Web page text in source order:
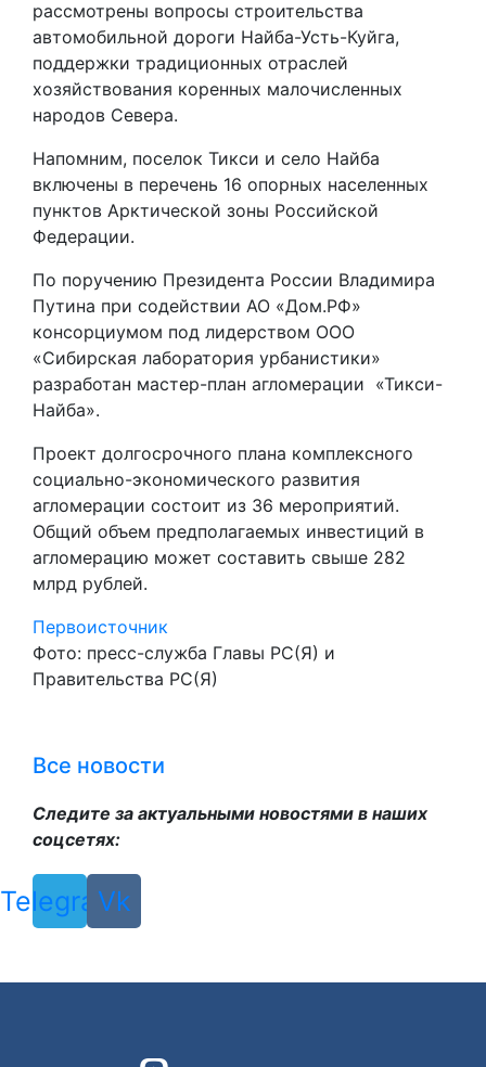
рассмотрены вопросы строительства
автомобильной дороги Найба-Усть-Куйга,
поддержки традиционных отраслей
хозяйствования коренных малочисленных
народов Севера.
Напомним, поселок Тикси и село Найба
включены в перечень 16 опорных населенных
пунктов Арктической зоны Российской
Федерации.
По поручению Президента России Владимира
Путина при содействии АО «Дом.РФ»
консорциумом под лидерством ООО
«Сибирская лаборатория урбанистики»
разработан мастер-план агломерации «Тикси-
Найба».
Проект долгосрочного плана комплексного
социально-экономического развития
агломерации состоит из 36 мероприятий.
Общий объем предполагаемых инвестиций в
агломерацию может составить свыше 282
млрд рублей.
Первоисточник
Фото: пресс-служба Главы РС(Я) и
Правительства РС(Я)
Все новости
Следите за актуальными новостями в наших
соцсетях:
Telegram
Vk